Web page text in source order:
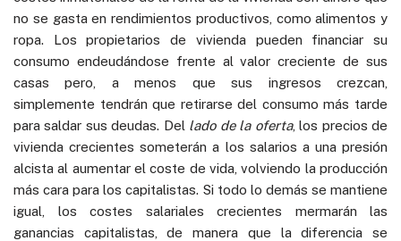
no se gasta en rendimientos productivos, como alimentos y
ropa. Los propietarios de vivienda pueden financiar su
consumo endeudándose frente al valor creciente de sus
casas pero, a menos que sus ingresos crezcan,
simplemente tendrán que retirarse del consumo más tarde
para saldar sus deudas. Del lado de la oferta, los precios de
vivienda crecientes someterán a los salarios a una presión
alcista al aumentar el coste de vida, volviendo la producción
más cara para los capitalistas. Si todo lo demás se mantiene
igual, los costes salariales crecientes mermarán las
ganancias capitalistas, de manera que la diferencia se